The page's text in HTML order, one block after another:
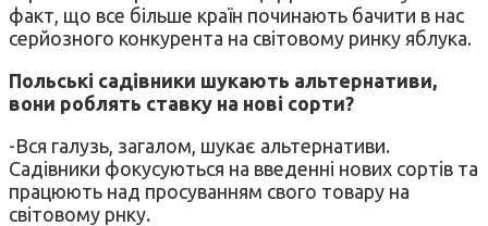
факт, що все більше країн починають бачити в нас
серйозного конкурента на світовому ринку яблука.
Польські садівники шукають альтернативи,
вони роблять ставку на нові сорти?
-Вся галузь, загалом, шукає альтернативи.
Садівники фокусуються на введенні нових сортів та
працюють над просуванням свого товару на
світовому рнку.